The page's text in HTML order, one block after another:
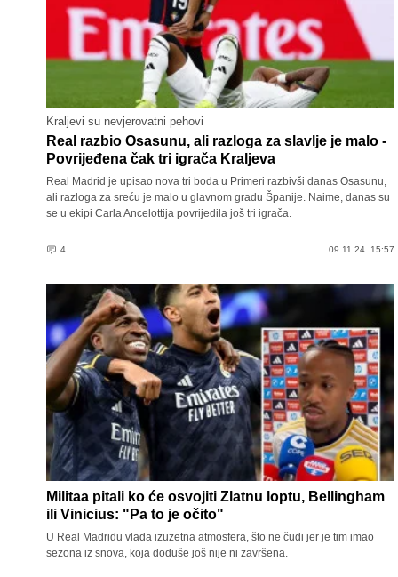
Kraljevi su nevjerovatni pehovi
Real razbio Osasunu, ali razloga za slavlje je malo -
Povrijeđena čak tri igrača Kraljeva
Real Madrid je upisao nova tri boda u Primeri razbivši danas Osasunu,
ali razloga za sreću je malo u glavnom gradu Španije. Naime, danas su
se u ekipi Carla Ancelottija povrijedila još tri igrača.
4 09.11.24. 15:57
Militaa pitali ko će osvojiti Zlatnu loptu, Bellingham
ili Vinicius: "Pa to je očito"
U Real Madridu vlada izuzetna atmosfera, što ne čudi jer je tim imao
sezona iz snova, koja doduše još nije ni završena.